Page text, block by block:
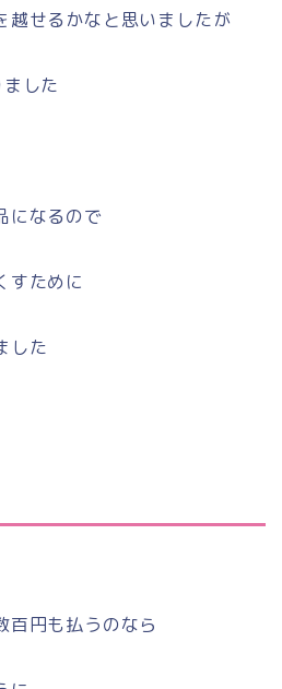
越せるかなと思いましたが
した
になるので
すために
した
百円も払うのなら